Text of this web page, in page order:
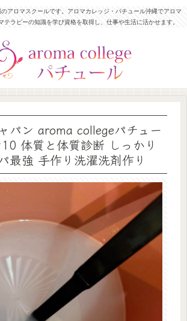
アロマスクールです。アロマカレッジ・パチュール沖縄でアロマ
テラピーの知識を学び資格を取得し、仕事や生活に活かせます。
パン aroma collegeパチュー
体質と体質診断 しっかり
最強 手作り洗濯洗剤作り